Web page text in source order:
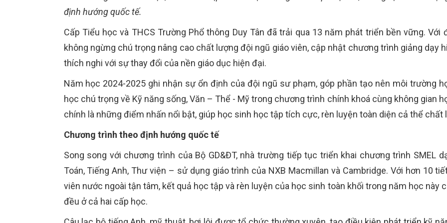
định hướng quốc tế.
Cấp Tiểu học và THCS Trường Phổ thông Duy Tân đã trải qua 13 năm phát triển bền vững.
không ngừng chú trọng nâng cao chất lượng đội ngũ giáo viên, cập nhật chương trình giảng dạy
thích nghi với sự thay đổi của nền giáo dục hiện đại.
Năm học 2024-2025 ghi nhận sự ổn định của đội ngũ sư phạm, góp phần tạo nên môi trường
học chú trọng về Kỹ năng sống, Văn – Thể - Mỹ trong chương trình chính khoá cùng không gian
chính là những điểm nhấn nổi bật, giúp học sinh học tập tích cực, rèn luyện toàn diện cả thể chất
Chương trình theo định hướng quốc tế
Song song với chương trình của Bộ GD&ĐT, nhà trường tiếp tục triển khai chương trình SMEL
Toán, Tiếng Anh, Thư viện – sử dụng giáo trình của NXB Macmillan và Cambridge. Với hơn 10
viên nước ngoài tận tâm, kết quả học tập và rèn luyện của học sinh toàn khối trong năm học
đều ở cả hai cấp học.